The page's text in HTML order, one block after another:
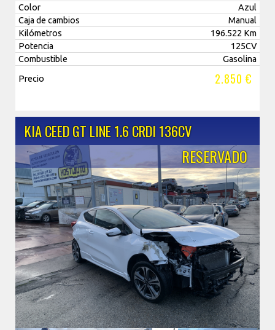
Color
Azul
Caja de cambios
Manual
Kilómetros
196.522 Km
Potencia
125CV
Combustible
Gasolina
Precio
2.850 €
KIA CEED GT LINE 1.6 CRDI 136CV
RESERVADO